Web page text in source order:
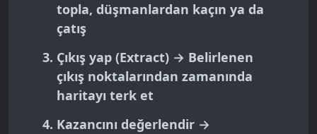
topla, düşmanlardan kaçın ya da
çatış
Çıkış yap (Extract) → Belirlenen
çıkış noktalarından zamanında
haritayı terk et
Kazancını değerlendir →